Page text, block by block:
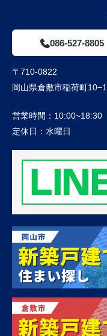
086-527-8805
〒710-0822
岡山県倉敷市稲荷町
営業時間： 10:00~18:30
定休日： 水曜日